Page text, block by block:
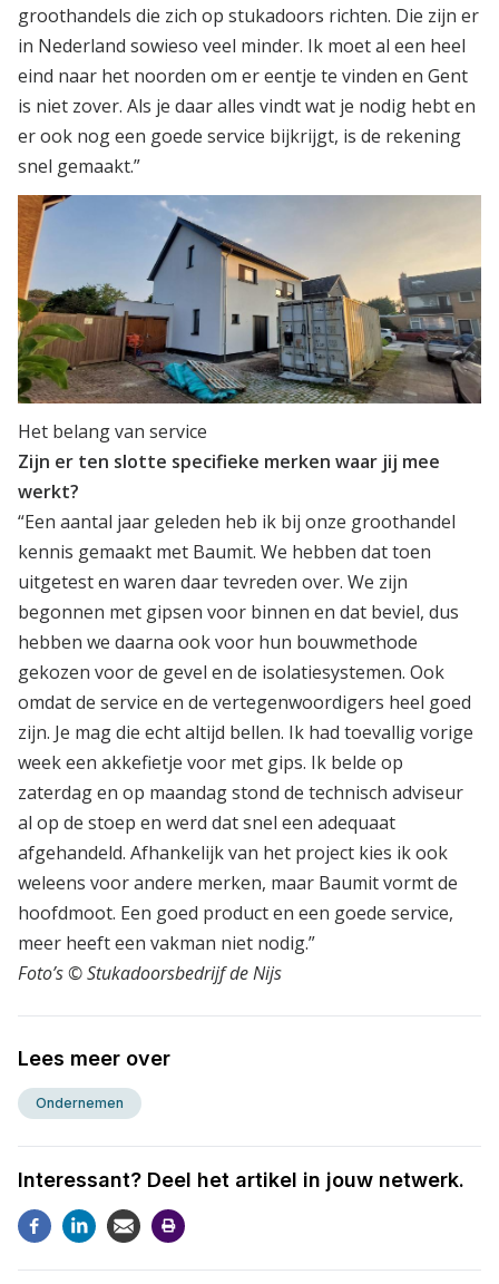
groothandels die zich op stukadoors richten. Die zijn er
in Nederland sowieso veel minder. Ik moet al een heel
eind naar het noorden om er eentje te vinden en Gent
is niet zover. Als je daar alles vindt wat je nodig hebt en
er ook nog een goede service bijkrijgt, is de rekening
snel gemaakt.”
Het belang van service
Zijn er ten slotte specifieke merken waar jij mee
werkt?
“Een aantal jaar geleden heb ik bij onze groothandel
kennis gemaakt met Baumit. We hebben dat toen
uitgetest en waren daar tevreden over. We zijn
begonnen met gipsen voor binnen en dat beviel, dus
hebben we daarna ook voor hun bouwmethode
gekozen voor de gevel en de isolatiesystemen. Ook
omdat de service en de vertegenwoordigers heel goed
zijn. Je mag die echt altijd bellen. Ik had toevallig vorige
week een akkefietje voor met gips. Ik belde op
zaterdag en op maandag stond de technisch adviseur
al op de stoep en werd dat snel een adequaat
afgehandeld. Afhankelijk van het project kies ik ook
weleens voor andere merken, maar Baumit vormt de
hoofdmoot. Een goed product en een goede service,
meer heeft een vakman niet nodig.”
Foto’s © Stukadoorsbedrijf de Nijs
Lees meer over
Ondernemen
Interessant? Deel het artikel in jouw netwerk.